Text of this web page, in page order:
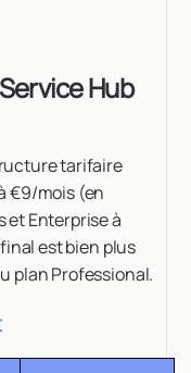
Hub
tarifaire
€9/mois (en
et Enterprise à
est bien plus
plan Professional.